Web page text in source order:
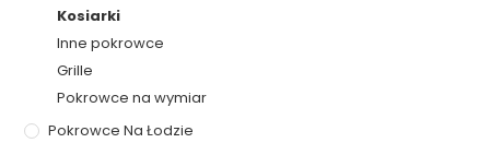
Kosiarki
Inne pokrowce
Grille
Pokrowce na wymiar
Pokrowce Na Łodzie